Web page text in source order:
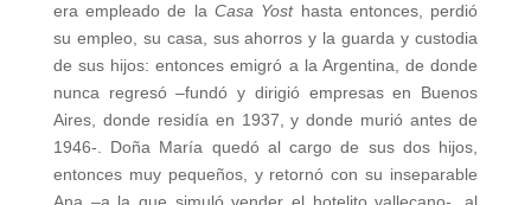
era empleado de la Casa Yost hasta entonces, perdió
su empleo, su casa, sus ahorros y la guarda y custodia
de sus hijos: entonces emigró a la Argentina, de donde
nunca regresó –fundó y dirigió empresas en Buenos
Aires, donde residía en 1937, y donde murió antes de
1946-. Doña María quedó al cargo de sus dos hijos,
entonces muy pequeños, y retornó con su inseparable